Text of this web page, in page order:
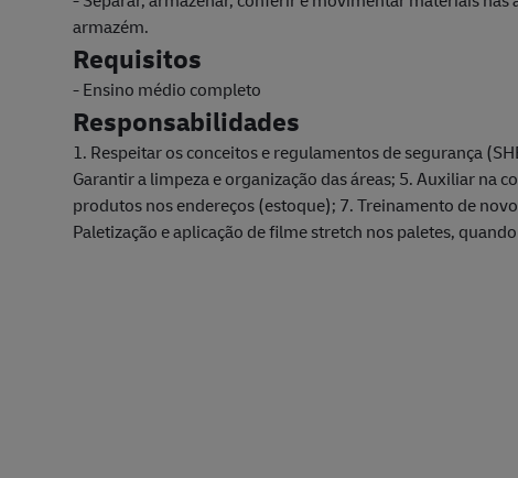
armazém.
Requisitos
- Ensino médio completo
Responsabilidades
1. Respeitar os conceitos e regulamentos de segurança
Garantir a limpeza e organização das áreas; 5. Auxiliar na
produtos nos endereços (estoque); 7. Treinamento de
Paletização e aplicação de filme stretch nos paletes,